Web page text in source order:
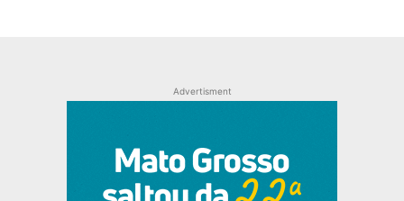
Advertisment